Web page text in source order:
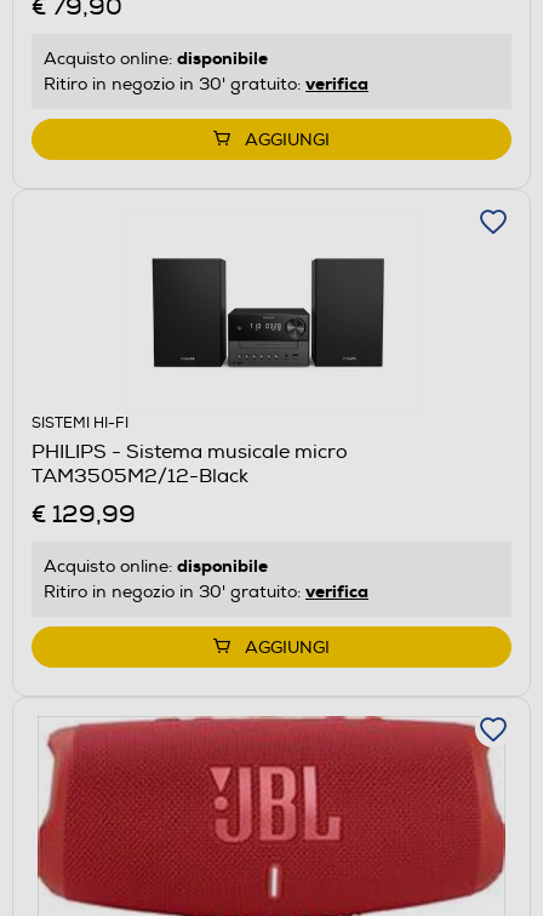
€ 79,90
Acquisto online: disponibile
Ritiro in negozio in 30' gratuito: verifica
AGGIUNGI
SISTEMI HI-FI
PHILIPS - Sistema musicale micro
TAM3505M2/12-Black
€ 129,99
Acquisto online: disponibile
Ritiro in negozio in 30' gratuito: verifica
AGGIUNGI